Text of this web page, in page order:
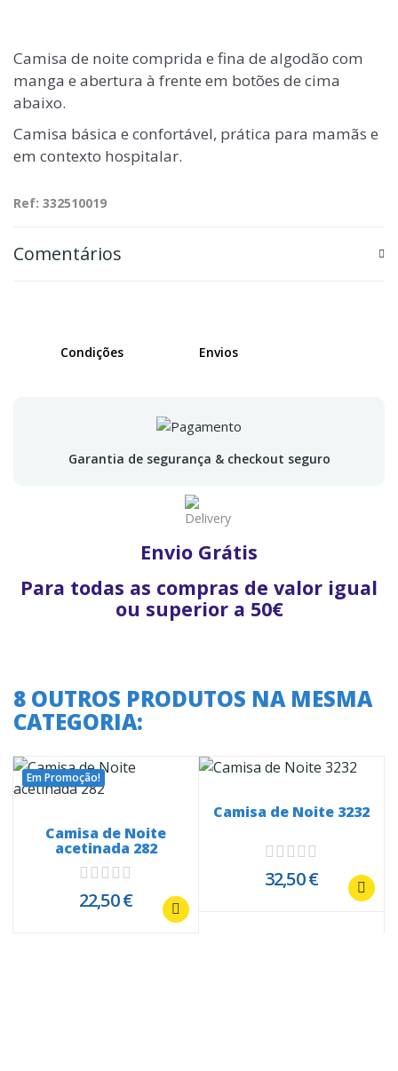
Camisa de noite comprida e fina de algodão com
manga e abertura à frente em botões de cima
abaixo.
Camisa básica e confortável, prática para mamãs e
em contexto hospitalar.
Ref: 332510019
Comentários
Condições Envios
Garantia de segurança & checkout seguro
Envio Grátis
Para todas as compras de valor igual
ou superior a 50€
8 OUTROS PRODUTOS NA MESMA
CATEGORIA:
Em Promoção!
Camisa de Noite
acetinada 282
22,50 €
Camisa de Noite 3232
32,50 €